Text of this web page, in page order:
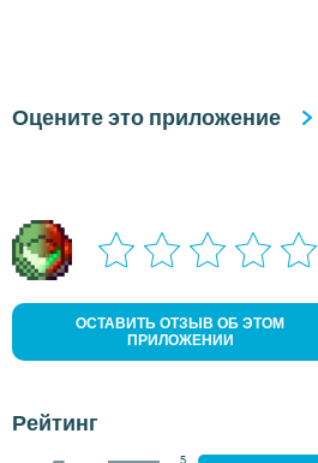
Оцените это приложение
ОСТАВИТЬ ОТЗЫВ ОБ ЭТОМ
ПРИЛОЖЕНИИ
Рейтинг